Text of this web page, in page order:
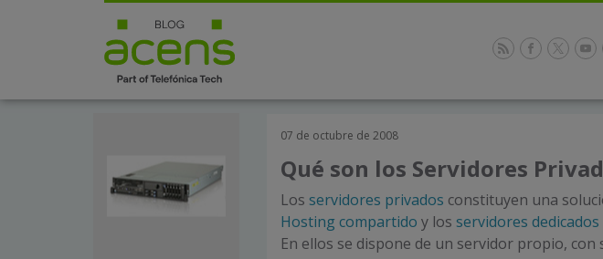
07 de octubre de 2008
Qué son los Servidores
Los servidores privados constituyen una
Hosting compartido y los servidores dedicados
En ellos se dispone de un servidor propio,